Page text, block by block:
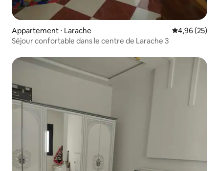
Appartement ⋅ Larache Évaluation
4,96 (25)
Séjour confortable dans le centre de Larache 3